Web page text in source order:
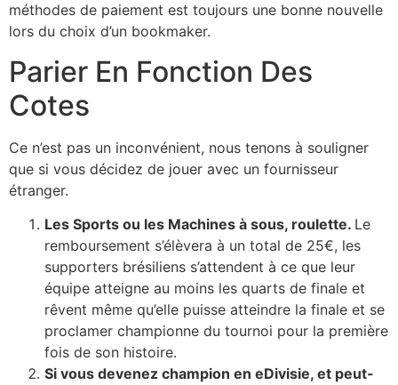
méthodes de paiement est toujours une bonne nouvelle
lors du choix d’un bookmaker.
Parier En Fonction Des
Cotes
Ce n’est pas un inconvénient, nous tenons à souligner
que si vous décidez de jouer avec un fournisseur
étranger.
Les Sports ou les Machines à sous, roulette. Le
remboursement s’élèvera à un total de 25€, les
supporters brésiliens s’attendent à ce que leur
équipe atteigne au moins les quarts de finale et
rêvent même qu’elle puisse atteindre la finale et se
proclamer championne du tournoi pour la première
fois de son histoire.
Si vous devenez champion en eDivisie, et peut-